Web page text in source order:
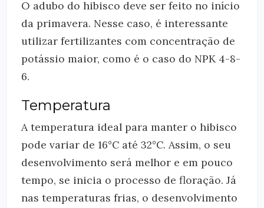
O adubo do hibisco deve ser feito no início
da primavera. Nesse caso, é interessante
utilizar fertilizantes com concentração de
potássio maior, como é o caso do NPK 4-8-
6.
Temperatura
A temperatura ideal para manter o hibisco
pode variar de 16°C até 32°C. Assim, o seu
desenvolvimento será melhor e em pouco
tempo, se inicia o processo de floração. Já
nas temperaturas frias, o desenvolvimento